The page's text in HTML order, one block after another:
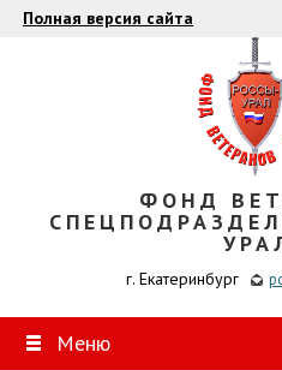
Полная версия сайта
ФОНД
г. Екатеринбург
Меню